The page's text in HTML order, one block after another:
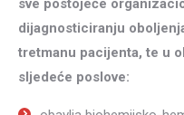
sve postojeće
dijagnosticiranju
tretmanu pacijenta, te u
sljedeće poslove: